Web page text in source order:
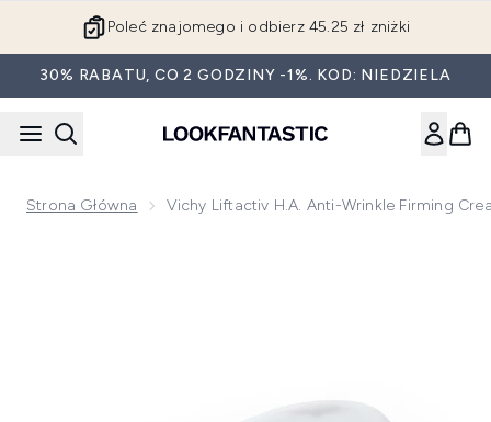
Poleć znajomego i odbierz 45.25 zł zniżki
30% RABATU, CO 2 GODZINY -1%. KOD: NIEDZIELA
Strona Główna Vichy Liftactiv H.A. Anti-Wrinkle Firming